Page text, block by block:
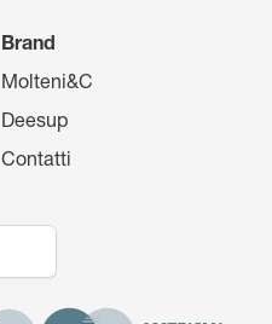
Brand
Molteni&C
Deesup
Contatti